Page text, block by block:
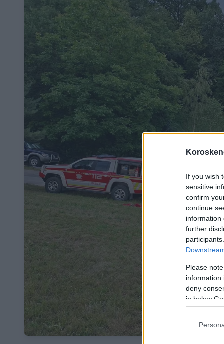
If you wish
sensitive
confirm
continue
information
further
Please
information
deny
in below